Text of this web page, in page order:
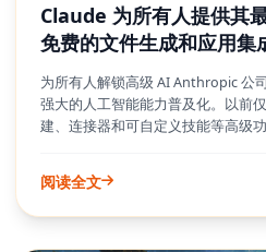
Claude 为所有人提供
免费的文件生成和应用集
为所有人解锁高级 AI Anthropic 公
强大的人工智能能力普及化。以前
建、连接器和可自定义技能等高级
于日常实用和更广泛的应用。此次
搜索功能，以及处理更长对话的能
使用体验。
阅读全文